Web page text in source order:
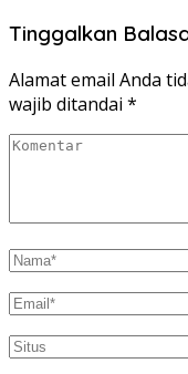
Tinggalkan
Alamat email Anda
wajib ditandai *